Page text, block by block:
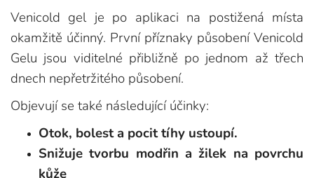
Venicold gel je po aplikaci na postižená místa
okamžitě účinný. První příznaky působení Venicold
Gelu jsou viditelné přibližně po jednom až třech
dnech nepřetržitého působení.
Objevují se také následující účinky:
Otok, bolest a pocit tíhy ustoupí.
Snižuje tvorbu modřin a žilek na povrchu
kůže